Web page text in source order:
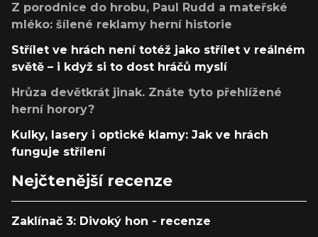
Z porodnice do hrobu, Paul Rudd a mateřské
mléko: šílené reklamy herní historie
Střílet ve hrách není totéž jako střílet v reálném
světě – i když si to dost hráčů myslí
Hrůza devětkrát jinak. Znáte tyto přehlížené
herní horory?
Kulky, lasery i optické klamy: Jak ve hrách
funguje střílení
Nejčtenější recenze
Zaklínač 3: Divoký hon - recenze